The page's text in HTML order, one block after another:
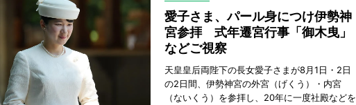
愛子さま、パール身につけ伊勢神
宮参拝 式年遷宮行事「御木曳」
などご視察
天皇皇后両陛下の長女愛子さまが8月1日・2日
の2日間、伊勢神宮の外宮（げくう）・内宮
（ないくう）を参拝し、20年に一度社殿などを